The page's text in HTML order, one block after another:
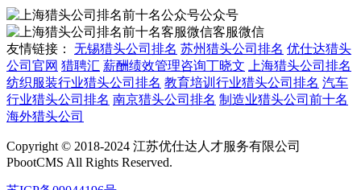
公众号
客服微信
友情链接： 无锡猎头公司排名 苏州猎头公司排名 优仕达猎头
公司官网 猎聘汇 薪酬绩效管理咨询丁晓文
上海猎头公司排名
纺织服装行业猎头公司排名 教育培训行业猎头公司排名 汽车
行业猎头公司排名 南京猎头公司排名 制造业猎头公司前十名
海外猎头公司
Copyright © 2018-2024 江苏优仕达人才服务有限公司
PbootCMS All Rights Reserved.